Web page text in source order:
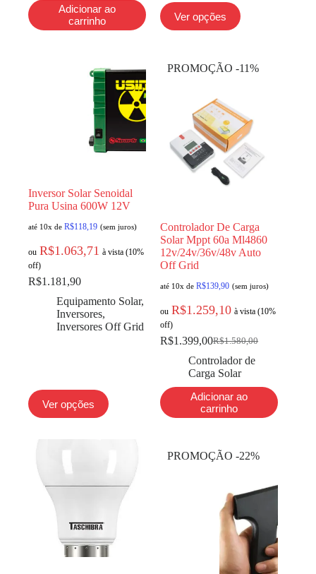
Adicionar ao
carrinho
Ver opções
Inversor Solar Senoidal
Pura Usina 600W 12V
até 10x de R$118,19 (sem juros)
ou R$1.063,71 à vista (10%
off)
R$1.181,90
Equipamento Solar,
Inversores,
Inversores Off Grid
Ver opções
PROMOÇÃO -11%
Controlador De Carga
Solar Mppt 60a Ml4860
12v/24v/36v/48v Auto
Off Grid
até 10x de R$139,90 (sem juros)
ou R$1.259,10 à vista (10%
off)
R$1.580,00
R$1.399,00
Controlador de
Carga Solar
Adicionar ao
carrinho
PROMOÇÃO -22%